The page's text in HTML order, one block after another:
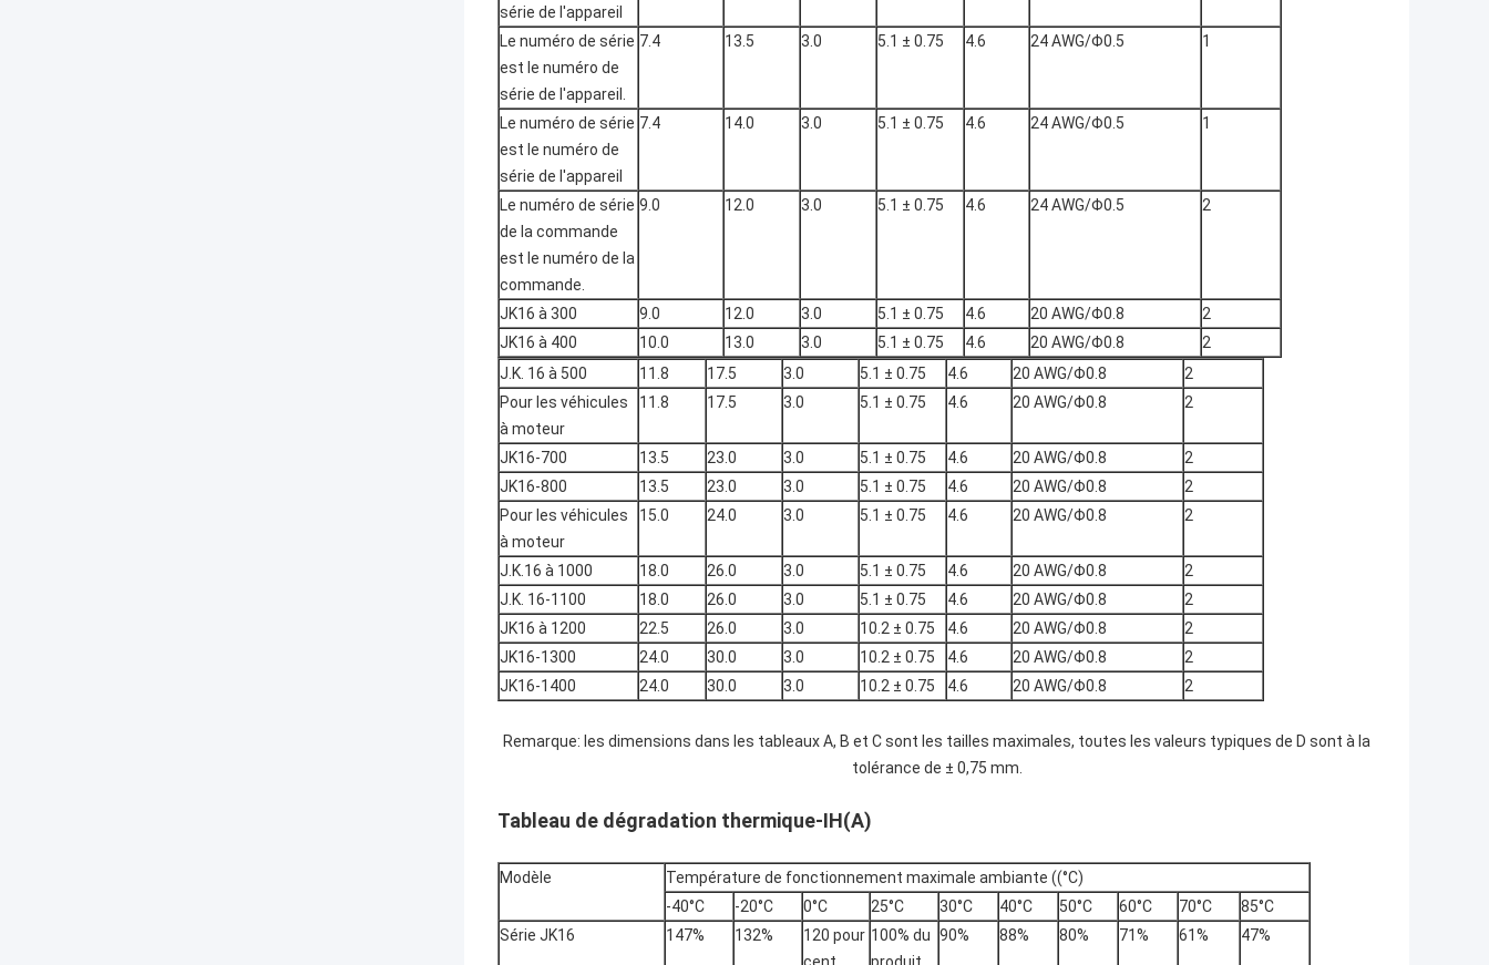
série de l'appareil
Le numéro de série
est le numéro de
série de l'appareil.
7.4 13.5 3.0 5.1 ± 0.75 4.6 24 AWG/Φ0.5 1
Le numéro de série
est le numéro de
série de l'appareil
7.4 14.0 3.0 5.1 ± 0.75 4.6 24 AWG/Φ0.5 1
Le numéro de série
de la commande
est le numéro de la
commande.
9.0 12.0 3.0 5.1 ± 0.75 4.6 24 AWG/Φ0.5 2
JK16 à 300 9.0 12.0 3.0 5.1 ± 0.75 4.6 20 AWG/Φ0.8
2
JK16 à 400
10.0 13.0 3.0 5.1 ± 0.75 4.6 20 AWG/Φ0.8
2
J.K. 16 à 500
11.8 17.5 3.0 5.1 ± 0.75 4.6 20 AWG/Φ0.8
2
Pour les véhicules
à moteur
11.8 17.5 3.0 5.1 ± 0.75 4.6 20 AWG/Φ0.8 2
JK16-700 13.5 23.0 3.0 5.1 ± 0.75 4.6 20 AWG/Φ0.8
2
JK16-800
13.5 23.0 3.0 5.1 ± 0.75 4.6 20 AWG/Φ0.8
2
Pour les véhicules
à moteur
15.0 24.0 3.0 5.1 ± 0.75 4.6 20 AWG/Φ0.8 2
J.K.16 à 1000 18.0 26.0 3.0 5.1 ± 0.75 4.6 20 AWG/Φ0.8
2
J.K. 16-1100
18.0 26.0 3.0 5.1 ± 0.75 4.6 20 AWG/Φ0.8
2
JK16 à 1200
22.5 26.0 3.0 10.2 ± 0.75 4.6 20 AWG/Φ0.8
2
JK16-1300
24.0 30.0 3.0 10.2 ± 0.75 4.6 20 AWG/Φ0.8
2
JK16-1400
24.0 30.0 3.0 10.2 ± 0.75 4.6 20 AWG/Φ0.8 2
Remarque: les dimensions dans les tableaux A, B et C sont les tailles maximales, toutes les valeurs typiques de D sont à la
tolérance de ± 0,75 mm.
Tableau de dégradation thermique-IH(A)
Modèle
Température de fonctionnement maximale ambiante ((°C)
-40°C
-20°C 0°C 25°C 30°C 40°C 50°C 60°C 70°C
85°C
Série JK16
147% 132%
120 pour 100% du 90% 88% 80% 71% 61% 47%